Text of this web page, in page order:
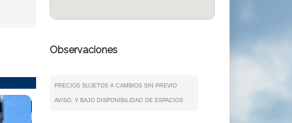
Observaciones
PRECIOS SUJETOS A CAMBIOS SIN PREVIO
AVISO, Y BAJO DISPONIBILIDAD DE ESPACIOS